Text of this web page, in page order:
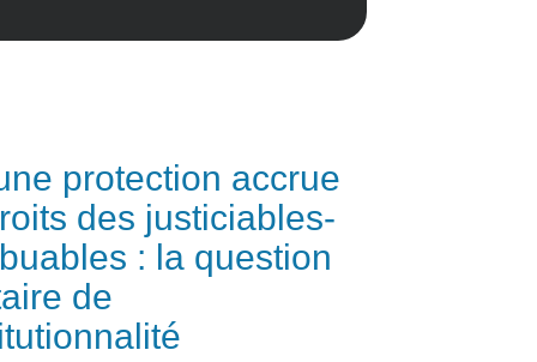
protection accrue
des justiciables-
: la question
de